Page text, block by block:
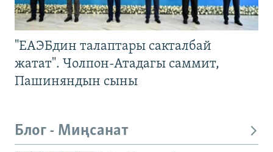
"ЕАЭБдин талаптары сакталбай
жатат". Чолпон-Атадагы саммит,
Пашиняндын сыны
Блог - Миңсанат